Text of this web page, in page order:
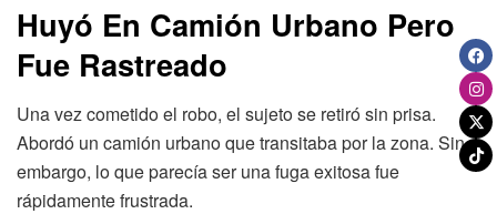
Huyó En Camión Urbano Pero
Fue Rastreado
Una vez cometido el robo, el sujeto se retiró sin prisa.
Abordó un camión urbano que transitaba por la zona. Sin
embargo, lo que parecía ser una fuga exitosa fue
rápidamente frustrada.